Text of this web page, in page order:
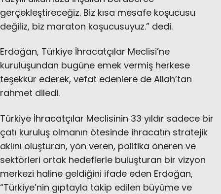
gerçekleştireceğiz. Biz kısa mesafe koşucusu
değiliz, biz maraton koşucusuyuz.” dedi.
Erdoğan, Türkiye İhracatçılar Meclisi’ne
kuruluşundan bugüne emek vermiş herkese
teşekkür ederek, vefat edenlere de Allah’tan
rahmet diledi.
Türkiye İhracatçılar Meclisinin 33 yıldır sadece bir
çatı kuruluş olmanın ötesinde ihracatın stratejik
aklını oluşturan, yön veren, politika öneren ve
sektörleri ortak hedeflerle buluşturan bir vizyon
merkezi haline geldiğini ifade eden Erdoğan,
“Türkiye’nin gıptayla takip edilen büyüme ve